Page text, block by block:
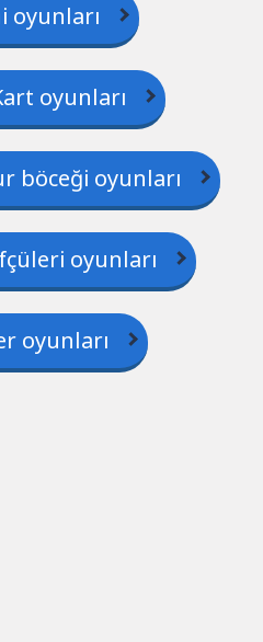
oyunları
oyunları
böceği oyunları
oyunları
oyunları